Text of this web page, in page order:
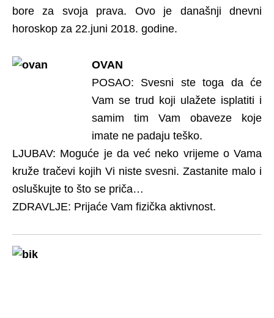
bore za svoja prava. Ovo je današnji dnevni
horoskop za 22.juni 2018. godine.
OVAN
POSAO: Svesni ste toga da će
Vam se trud koji ulažete isplatiti i
samim tim Vam obaveze koje
imate ne padaju teško.
LJUBAV: Moguće je da već neko vrijeme o Vama
kruže tračevi kojih Vi niste svesni. Zastanite malo i
osluškujte to što se priča…
ZDRAVLJE: Prijaće Vam fizička aktivnost.